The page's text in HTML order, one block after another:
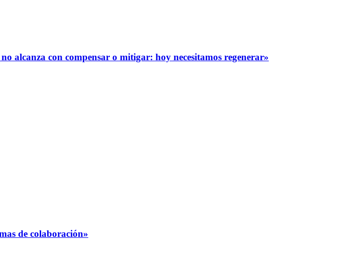
alcanza con compensar o mitigar: hoy necesitamos regenerar»
de colaboración»